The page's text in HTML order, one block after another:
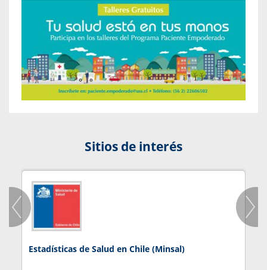
Sitios de interés
Estadísticas de Salud en Chile (Minsal)